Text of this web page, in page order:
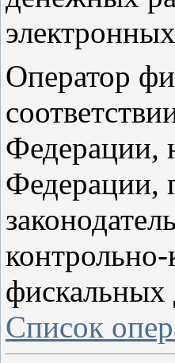
Оператор
Федерации,
Федерации,
Список